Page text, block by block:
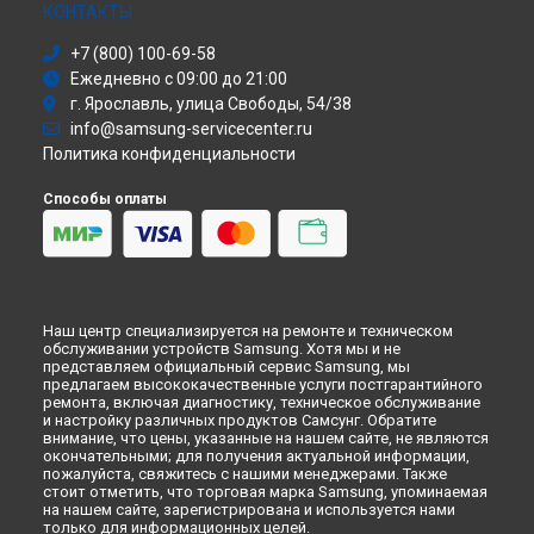
Ремонт смарт-часов Galaxy Watch 5 Samsung в
Ремонт смарт-часов Galaxy Watch 5 Samsung в
Петербурге
Моноблок
Атс
Смарт-часы
Варочная панель
Посудомоечная машина
Морозильная камера
Кондиционер
Духовой шкаф
Вытяжка
КОНТАКТЫ
+7 (800) 100-69-58
Ежедневно с 09:00 до 21:00
г. Ярославль, улица Свободы, 54/38
info@samsung-servicecenter.ru
Политика конфиденциальности
Способы оплаты
Наш центр специализируется на ремонте и техническом
обслуживании устройств Samsung. Хотя мы и не
представляем официальный сервис Samsung, мы
предлагаем высококачественные услуги постгарантийного
ремонта, включая диагностику, техническое обслуживание
и настройку различных продуктов Самсунг. Обратите
внимание, что цены, указанные на нашем сайте, не являются
окончательными; для получения актуальной информации,
пожалуйста, свяжитесь с нашими менеджерами. Также
стоит отметить, что торговая марка Samsung, упоминаемая
на нашем сайте, зарегистрирована и используется нами
только для информационных целей.